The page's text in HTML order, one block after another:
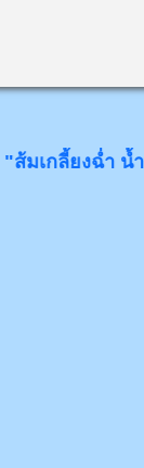
ฉ่ำ น้ำตกงาม